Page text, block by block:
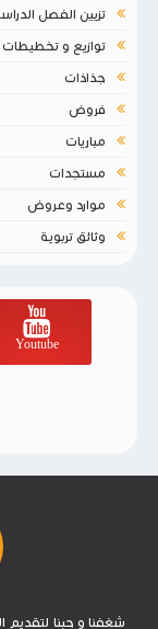
تزيين الفصل
توازيع و تخطيطات
جذاذات
فروض
مباريات
مستجدات
موارد وعروض
وثائق تربوية
Youtube
شغفنا و حبنا لتقديم